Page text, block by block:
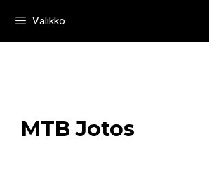
sisältöönValikko
MTB Jotos